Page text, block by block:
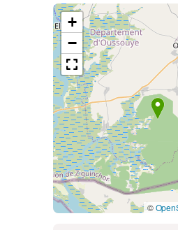
+
−
©